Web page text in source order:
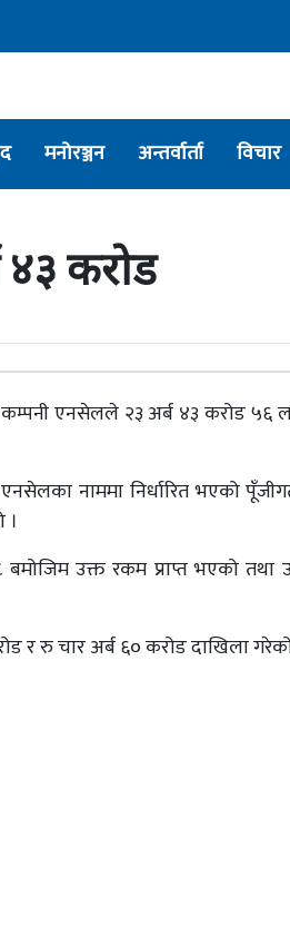
मनोरञ्जन अन्तर्वार्ता विचार
करोड
कम्पनी एनसेलले २३ अर्ब ४३ करोड
नाममा निर्धारित भएको
।
उक्त रकम प्राप्त भएको तथा
र रु चार अर्ब ६० करोड दाखिला